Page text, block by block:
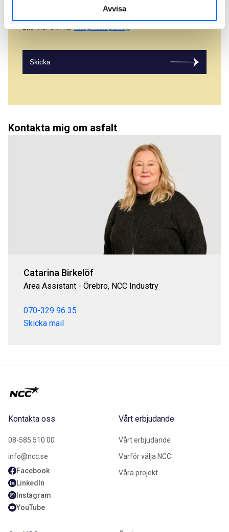
Avvisa
Läs mer om vårintegritetspolicy.
Skicka
Kontakta mig om asfalt
Catarina Birkelöf
Area Assistant - Örebro, NCC Industry
070-329 96 35
Skicka mail
Kontakta oss
08-585 510 00
info@ncc.se
Facebook
LinkedIn
Instagram
YouTube
Vårt erbjudande
Vårt erbjudande
Varför välja NCC
Våra projekt